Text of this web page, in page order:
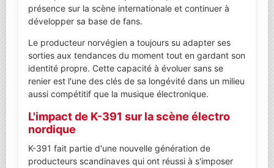
présence sur la scène internationale et continuer à
développer sa base de fans.
Le producteur norvégien a toujours su adapter ses
sorties aux tendances du moment tout en gardant son
identité propre. Cette capacité à évoluer sans se
renier est l'une des clés de sa longévité dans un milieu
aussi compétitif que la musique électronique.
L'impact de K-391 sur la scène électro
nordique
K-391 fait partie d'une nouvelle génération de
producteurs scandinaves qui ont réussi à s'imposer